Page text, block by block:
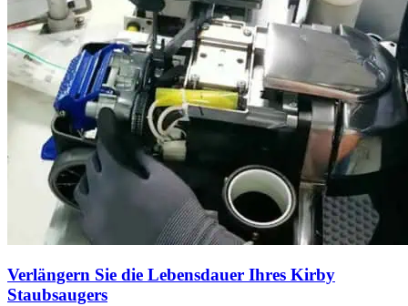
Verlängern Sie die Lebensdauer Ihres Kirby
Staubsaugers